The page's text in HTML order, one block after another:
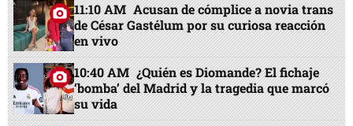
11:10 AM Acusan de cómplice a novia trans
de César Gastélum por su curiosa reacción
en vivo
10:40 AM ¿Quién es Diomande? El fichaje
‘bomba’ del Madrid y la tragedia que marcó
su vida